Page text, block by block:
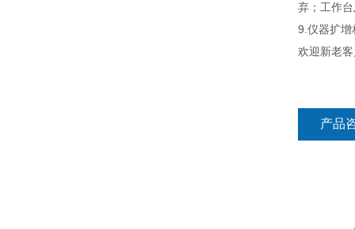
弃；工作
9.仪器扩增
欢迎新老
产品